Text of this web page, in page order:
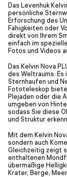
Das Levenhuk
persönliche
Erforschung des
Fähigkeiten oder
direkt von Ihrem
einfach im
Fotos und Videos
Das Kelvin Nova
des Weltraums.
Sternhaufen und
Fototeleskop
Plejaden oder die
umgeben von
sodass Sie diese
und Struktur
Mit dem Kelvin
sondern auch
Gleichzeitig zeigt
enthaltenen
übermäßige
Krater, Berge,